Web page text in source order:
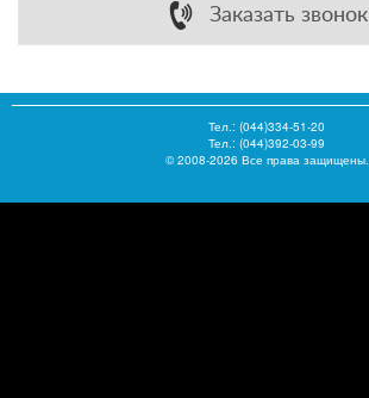
Заказать звонок
Тел.: (044)334-51-20
Тел.: (044)392-03-99
© 2008-2026 Все права защищены.